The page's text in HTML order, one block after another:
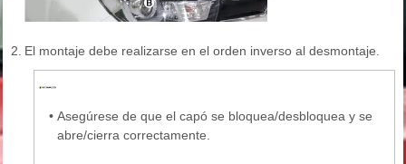
2. El montaje debe realizarse en el orden inverso al desmontaje.
• Asegúrese de que el capó se bloquea/desbloquea y se
abre/cierra correctamente.